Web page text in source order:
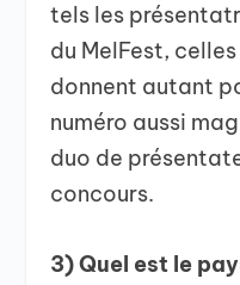
tels les
du MelFest,
donnent autant
numéro aussi
duo de
concours.
3) Quel est le